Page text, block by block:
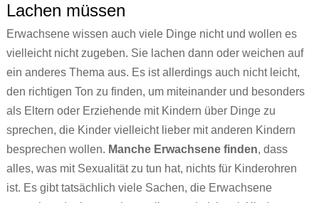
Lachen müssen
Erwachsene wissen auch viele Dinge nicht und wollen es
vielleicht nicht zugeben. Sie lachen dann oder weichen auf
ein anderes Thema aus. Es ist allerdings auch nicht leicht,
den richtigen Ton zu finden, um miteinander und besonders
als Eltern oder Erziehende mit Kindern über Dinge zu
sprechen, die Kinder vielleicht lieber mit anderen Kindern
besprechen wollen. Manche Erwachsene finden, dass
alles, was mit Sexualität zu tun hat, nichts für Kinderohren
ist. Es gibt tatsächlich viele Sachen, die Erwachsene